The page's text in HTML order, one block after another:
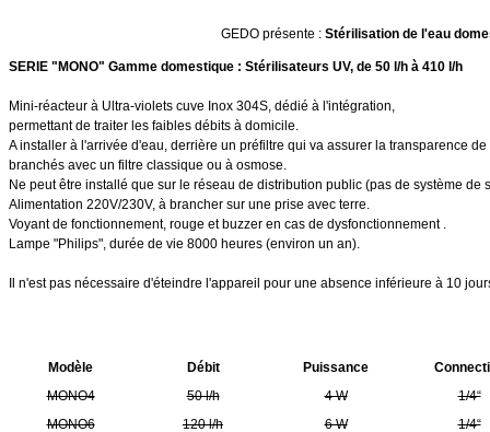
GEDO présente :Stérilisation de l'eau
SERIE "MONO" Gamme domestique : Stérilisateurs UV, de 50 l/h à 410 l/h
Mini-réacteur à Ultra-violets cuve Inox 304S, dédié à l'intégration,
permettant de traiter les faibles débits à domicile.
A installer à l'arrivée d'eau, derrière un préfiltre qui va assurer la transparence
branchés avec un filtre classique ou à osmose.
Ne peut être installé que sur le réseau de distribution public (pas de système de
Alimentation 220V/230V, à brancher sur une prise avec terre.
Voyant de fonctionnement, rouge et buzzer en cas de dysfonctionnement .
Lampe "Philips", durée de vie 8000 heures (environ un an).
Il n'est pas nécessaire d'éteindre l'appareil pour une absence inférieure à 10
Modèle Débit Puissance
MONO4
50 l/h 4 W
1/4“
MONO6
120 l/h 6 W
1/4“